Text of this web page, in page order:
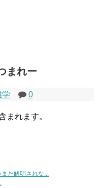
まれー
学 0
まれます。
だ解明されな...